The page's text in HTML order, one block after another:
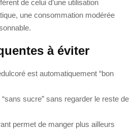
de celui d’une utilisation
une consommation modérée
à éviter
est automatiquement “bon
sucre” sans regarder le reste de
permet de manger plus ailleurs